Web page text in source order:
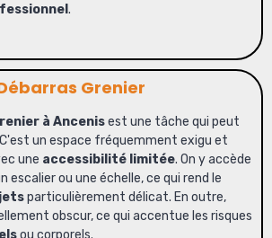
.
Grenier
à Ancenisest une tâche qui peut
un espace fréquemment exigu et
une accessibilité limitée. On y accède
escalier ou une échelle, ce qui rend le
particulièrement délicat. En outre,
obscur, ce qui accentue les risques